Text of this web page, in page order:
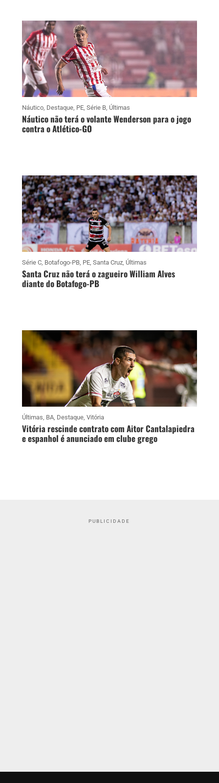
Náutico, Destaque, PE, Série B, Últimas
Náutico não terá o volante Wenderson para o jogo
contra o Atlético-GO
Série C, Botafogo-PB, PE, Santa Cruz, Últimas
Santa Cruz não terá o zagueiro William Alves
diante do Botafogo-PB
Últimas, BA, Destaque, Vitória
Vitória rescinde contrato com Aitor Cantalapiedra
e espanhol é anunciado em clube grego
PUBLICIDADE